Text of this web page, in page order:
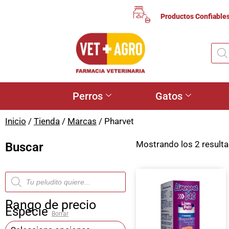
Productos
Perros Gatos
Inicio / Tienda / Marcas / Pharvet
Buscar
Rango de precio
Especie Borrar
Mostrando los 2